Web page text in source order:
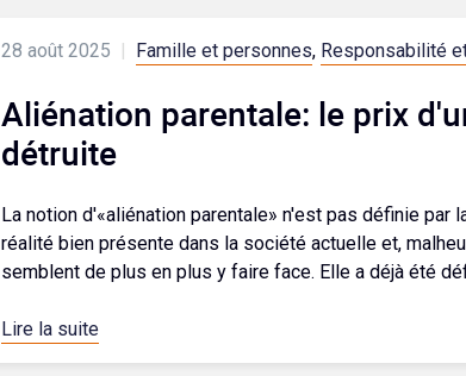
28 août 2025 Famille et personnes, Responsabilité
Aliénation parentale: le prix
détruite
La notion d'«aliénation parentale» n'est pas définie par
réalité bien présente dans la société actuelle et,
semblent de plus en plus y faire face. Elle a déjà été
Lire la suite